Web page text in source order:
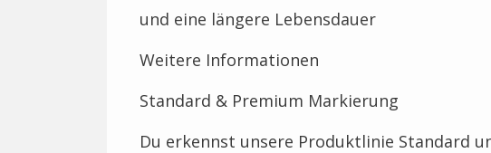
und eine längere Lebensdauer
Weitere Informationen
Standard & Premium Markierung
Du erkennst unsere Produktlinie Standard